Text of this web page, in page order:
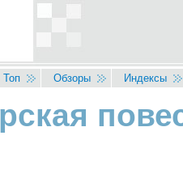
Топ Обзоры Индексы